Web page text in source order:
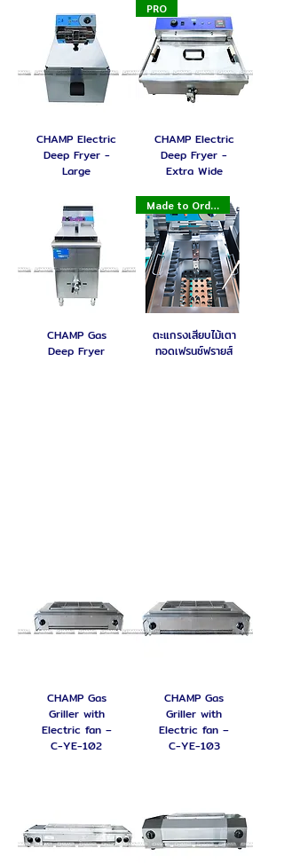
CHAMP Electric
Deep Fryer -
Large
PRO
CHAMP Electric
Deep Fryer -
Extra Wide
CHAMP Gas
Deep Fryer
Made to Order
ตะแกรงเสียบไม้เตา
ทอดเฟรนช์ฟรายส์
CHAMP Gas
Griller with
Electric fan –
C-YE-102
CHAMP Gas
Griller with
Electric fan –
C-YE-103